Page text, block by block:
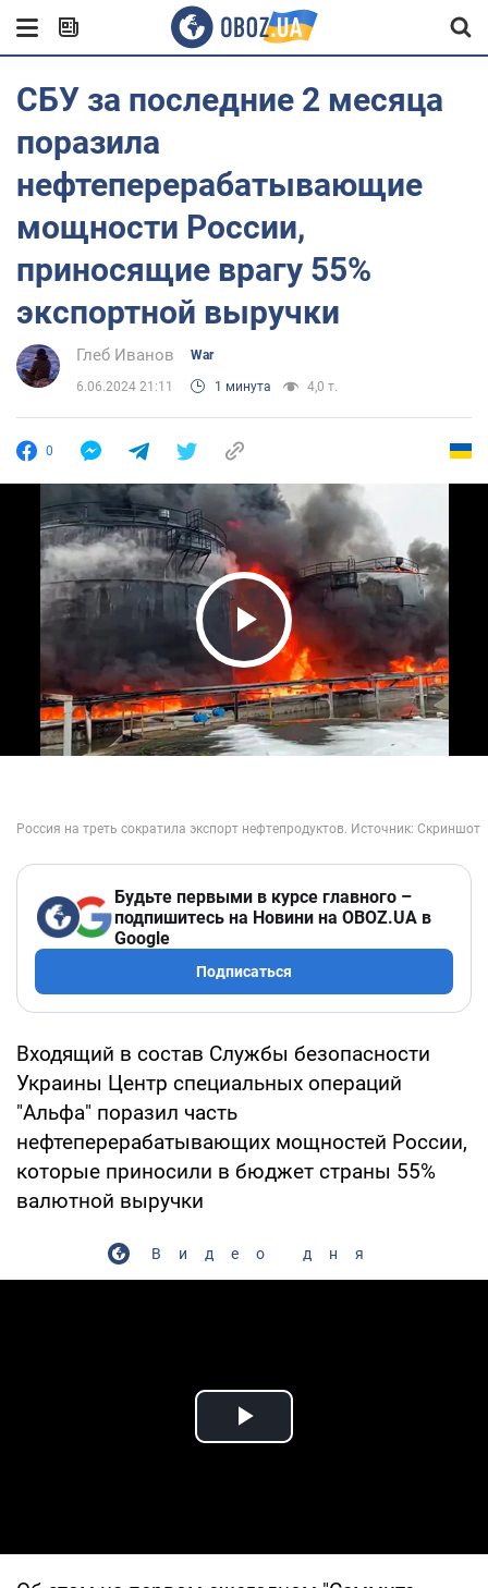
СБУ за последние 2 месяца
поразила
нефтеперерабатывающие
мощности России,
приносящие врагу 55%
экспортной выручки
Глеб Иванов War
6.06.2024 21:11 1 минута 4,0 т.
0
Play Video
Будьте первыми в курсе главного –
подпишитесь на Новини на OBOZ.UA в
Google
Подписаться
Входящий в состав Службы безопасности
Украины Центр специальных операций
"Альфа" поразил часть
нефтеперерабатывающих мощностей России,
которые приносили в бюджет страны 55%
валютной выручки
Видео дня
Play Video